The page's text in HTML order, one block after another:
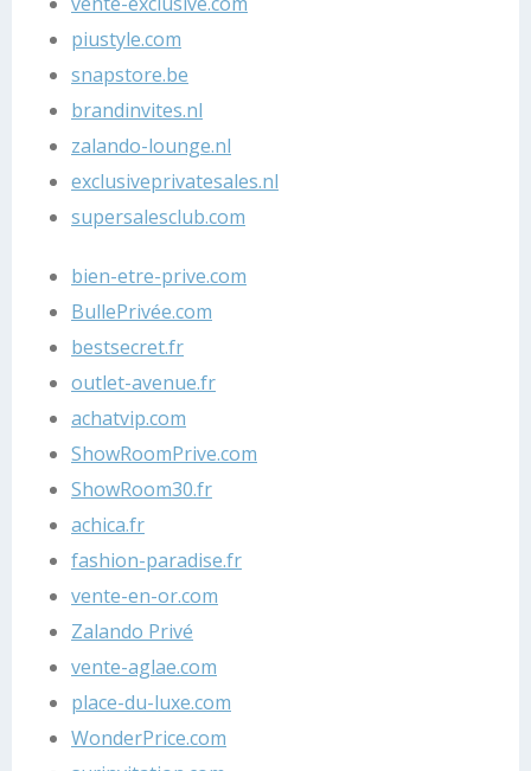
piustyle.com
snapstore.be
brandinvites.nl
zalando-lounge.nl
exclusiveprivatesales.nl
supersalesclub.com
bien-etre-prive.com
BullePrivée.com
bestsecret.fr
outlet-avenue.fr
achatvip.com
ShowRoomPrive.com
ShowRoom30.fr
achica.fr
fashion-paradise.fr
vente-en-or.com
Zalando Privé
vente-aglae.com
place-du-luxe.com
WonderPrice.com